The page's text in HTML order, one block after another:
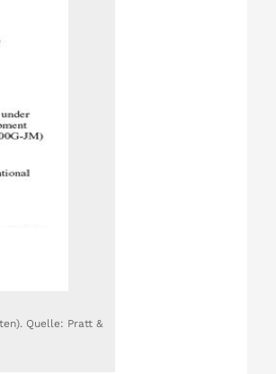
Quelle: Pratt &